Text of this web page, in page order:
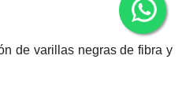
de varillas negras de fibra y